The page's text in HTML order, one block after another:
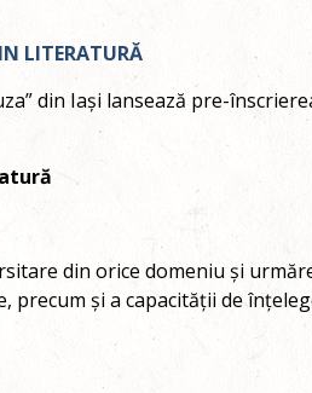
LITERATURĂ
din Iași lansează pre-
din orice domeniu și
precum și a capacității de